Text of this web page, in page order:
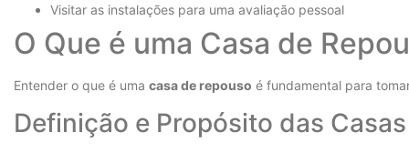
Visitar as instalações para uma avaliação pessoal
O Que é uma Casa de
Entender o que é uma casa de repouso é fundamental para
Definição e Propósito das